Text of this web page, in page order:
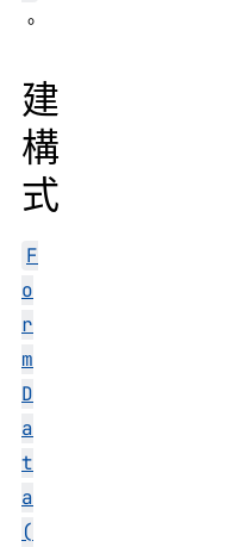
。
建
構
式
F
o
r
m
D
a
t
a
(